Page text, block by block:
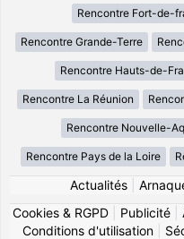
Rencontre Fort-de-
Rencontre Grande-Terre
Rencontre Hauts-de-
Rencontre La Réunion
Rencontre Nouvelle-
Rencontre Pays de la Loire
Actualités|
Cookies & RGPD
Publicité
Conditions d'utilisation|